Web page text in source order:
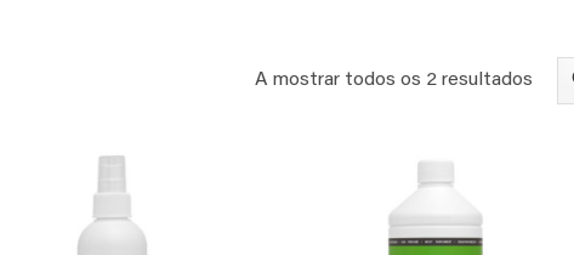
A mostrar todos os 2 resultados